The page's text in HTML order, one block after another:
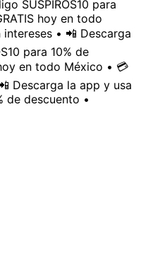
SUSPIROS10 para
hoy en todo
• 📲 Descarga
para 10% de
en todo México • 💳
Descarga la app y usa
de descuento •